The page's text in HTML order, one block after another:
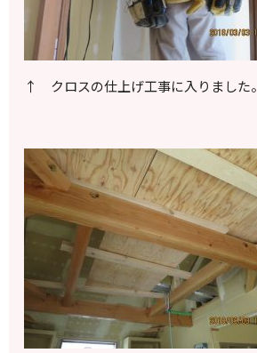
↑ クロスの仕上げ工事に入りました。